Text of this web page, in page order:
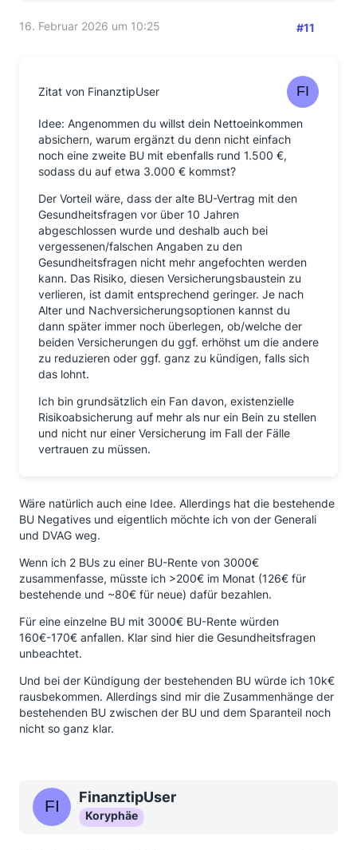
16. Februar 2026 um 10:25 #11
Zitat von FinanztipUser
Idee: Angenommen du willst dein Nettoeinkommen
absichern, warum ergänzt du denn nicht einfach
noch eine zweite BU mit ebenfalls rund 1.500 €,
sodass du auf etwa 3.000 € kommst?
Der Vorteil wäre, dass der alte BU-Vertrag mit den
Gesundheitsfragen vor über 10 Jahren
abgeschlossen wurde und deshalb auch bei
vergessenen/falschen Angaben zu den
Gesundheitsfragen nicht mehr angefochten werden
kann. Das Risiko, diesen Versicherungsbaustein zu
verlieren, ist damit entsprechend geringer. Je nach
Alter und Nachversicherungsoptionen kannst du
dann später immer noch überlegen, ob/welche der
beiden Versicherungen du ggf. erhöhst um die andere
zu reduzieren oder ggf. ganz zu kündigen, falls sich
das lohnt.
Ich bin grundsätzlich ein Fan davon, existenzielle
Risikoabsicherung auf mehr als nur ein Bein zu stellen
und nicht nur einer Versicherung im Fall der Fälle
vertrauen zu müssen.
Wäre natürlich auch eine Idee. Allerdings hat die bestehende
BU Negatives und eigentlich möchte ich von der Generali
und DVAG weg.
Wenn ich 2 BUs zu einer BU-Rente von 3000€
zusammenfasse, müsste ich >200€ im Monat (126€ für
bestehende und ~80€ für neue) dafür bezahlen.
Für eine einzelne BU mit 3000€ BU-Rente würden
160€-170€ anfallen. Klar sind hier die Gesundheitsfragen
unbeachtet.
Und bei der Kündigung der bestehenden BU würde ich 10k€
rausbekommen. Allerdings sind mir die Zusammenhänge der
bestehenden BU zwischen der BU und dem Sparanteil noch
nicht so ganz klar.
FinanztipUser
Koryphäe